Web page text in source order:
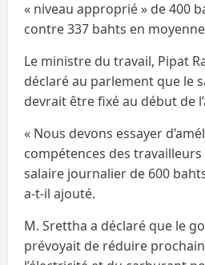
« niveau approprié » de 400
contre 337 bahts en
Le ministre du travail, Pipat
déclaré au parlement que le
devrait être fixé au début de
« Nous devons essayer
compétences des
salaire journalier de 600
a-t-il ajouté.
M. Srettha a déclaré que le
prévoyait de réduire